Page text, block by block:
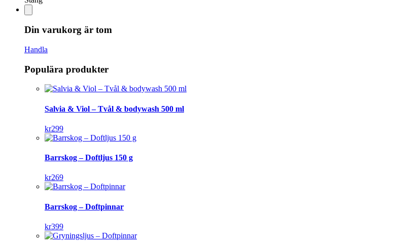
Din varukorg är tom
Handla
Populära produkter
Salvia & Viol – Tvål & bodywash 500 ml
kr299
Barrskog – Doftljus 150 g
kr269
Barrskog – Doftpinnar
kr399